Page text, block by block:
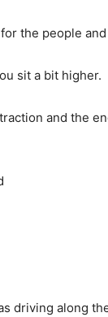
the people
sit a bit higher.
and the
driving along